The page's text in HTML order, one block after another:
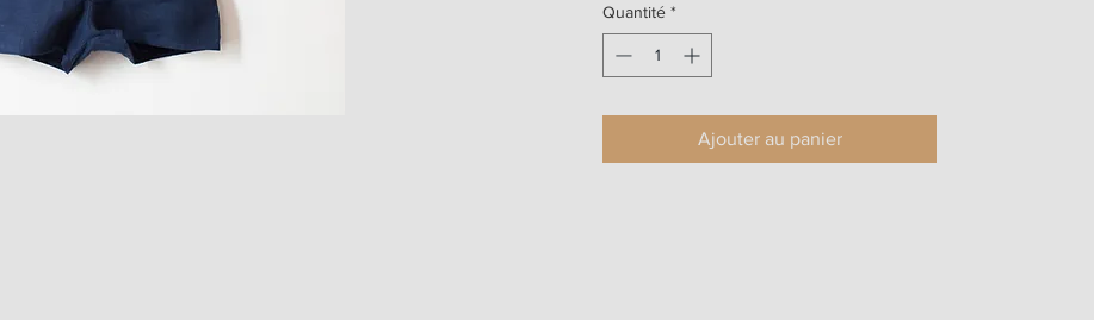
Quantité *
Ajouter au panier